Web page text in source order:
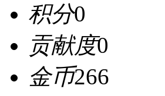
积分0
贡献度0
金币266